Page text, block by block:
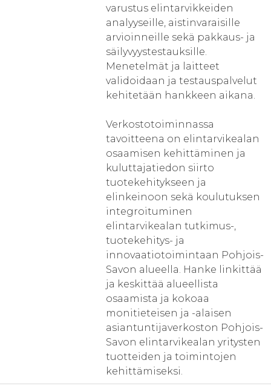
varustus elintarvikkeiden
analyyseille, aistinvaraisille
arvioinneille sekä pakkaus- ja
säilyvyystestauksille.
Menetelmät ja laitteet
validoidaan ja testauspalvelut
kehitetään hankkeen aikana.
Verkostotoiminnassa
tavoitteena on elintarvikealan
osaamisen kehittäminen ja
kuluttajatiedon siirto
tuotekehitykseen ja
elinkeinoon sekä koulutuksen
integroituminen
elintarvikealan tutkimus-,
tuotekehitys- ja
innovaatiotoimintaan Pohjois-
Savon alueella. Hanke linkittää
ja keskittää alueellista
osaamista ja kokoaa
monitieteisen ja -alaisen
asiantuntijaverkoston Pohjois-
Savon elintarvikealan yritysten
tuotteiden ja toimintojen
kehittämiseksi.